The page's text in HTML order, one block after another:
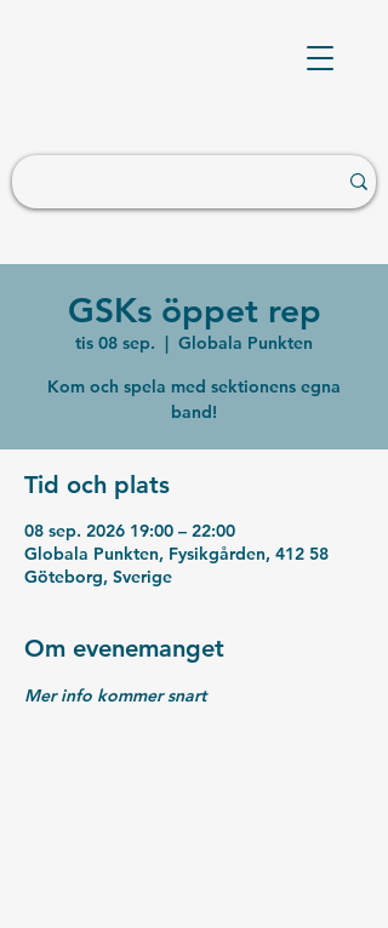
GSKs öppet rep
tis 08 sep.
  |
Globala Punkten
Kom och spela med sektionens egna
band!
Tid och plats
08 sep. 2026 19:00 – 22:00
Globala Punkten, Fysikgården, 412 58
Göteborg, Sverige
Om evenemanget
Mer info kommer snart